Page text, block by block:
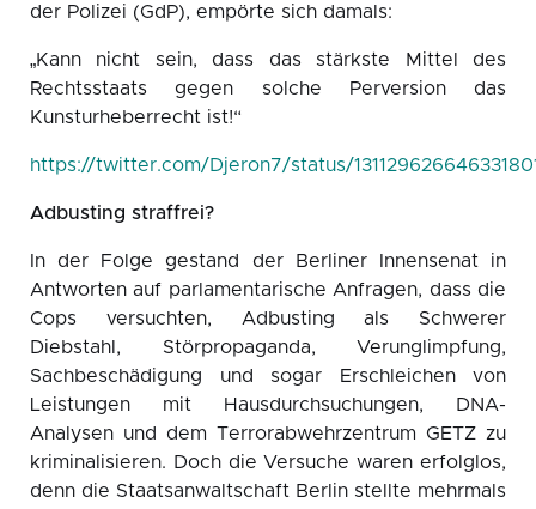
der Polizei (GdP), empörte sich damals:
„Kann nicht sein, dass das stärkste Mittel des
Rechtsstaats gegen solche Perversion das
Kunsturheberrecht ist!“
https://twitter.com/Djeron7/status/
Adbusting straffrei?
In der Folge gestand der Berliner Innensenat in
Antworten auf parlamentarische Anfragen, dass die
Cops versuchten, Adbusting als Schwerer
Diebstahl, Störpropaganda, Verunglimpfung,
Sachbeschädigung und sogar Erschleichen von
Leistungen mit Hausdurchsuchungen, DNA-
Analysen und dem Terrorabwehrzentrum GETZ zu
kriminalisieren. Doch die Versuche waren erfolglos,
denn die Staatsanwaltschaft Berlin stellte mehrmals